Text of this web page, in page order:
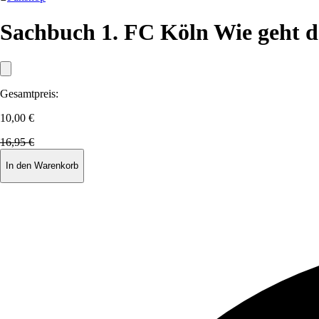
Sachbuch 1. FC Köln Wie geht
Gesamtpreis:
10,00 €
16,95 €
In den Warenkorb